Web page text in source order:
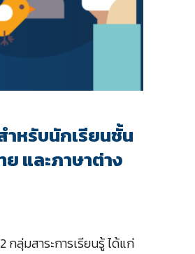
หรับนักเรียนชั้น
ย และภาษาต่าง
ลุ่มสาระการเรียนรู้ ได้แก่